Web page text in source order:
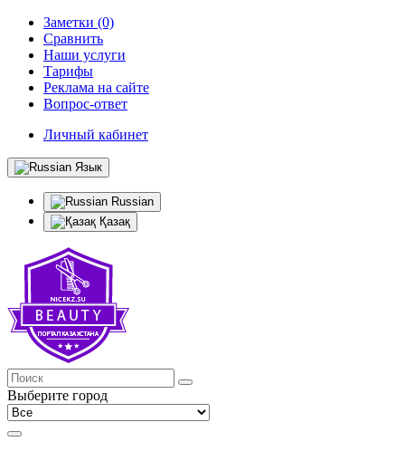
Заметки (0)
Сравнить
Наши услуги
Тарифы
Реклама на сайте
Вопрос-ответ
Личный кабинет
Язык
Russian
Қазақ
Выберите город